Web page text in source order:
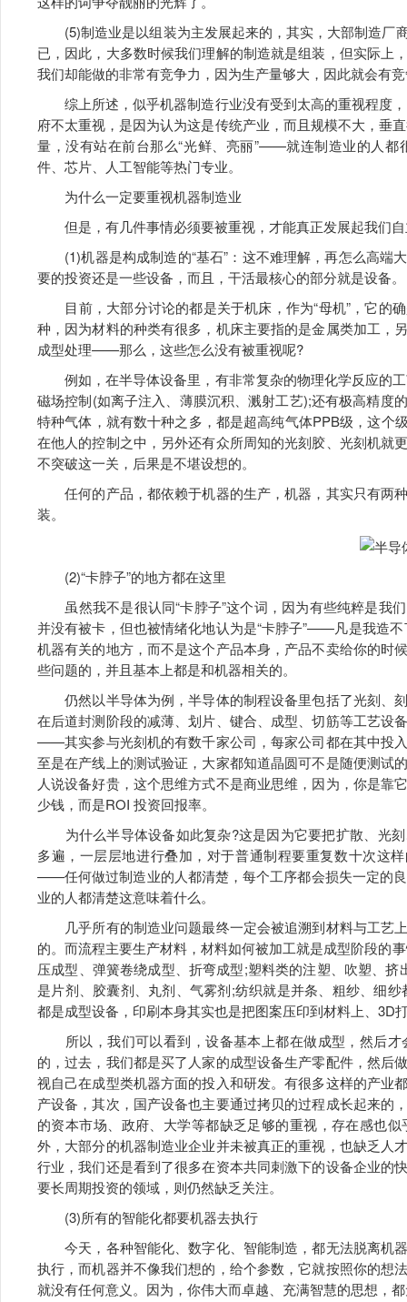
(5)制造业是以组装为主发展起来的，其实，大部制造厂
已，因此，大多数时候我们理解的制造就是组装，但实际上
我们却能做的非常有竞争力，因为生产量够大，因此就会有
综上所述，似乎机器制造行业没有受到太高的重视程度
府不太重视，是因为认为这是传统产业，而且规模不大，垂
量，没有站在前台那么“光鲜、亮丽”——就连制造业的人
件、芯片、人工智能等热门专业。
为什么一定要重视机器制造业
但是，有几件事情必须要被重视，才能真正发展起我们自
(1)机器是构成制造的“基石”：这不难理解，再怎么高端
要的投资还是一些设备，而且，干活最核心的部分就是设备。
目前，大部分讨论的都是关于机床，作为“母机”，它的
种，因为材料的种类有很多，机床主要指的是金属类加工，
成型处理——那么，这些怎么没有被重视呢?
例如，在半导体设备里，有非常复杂的物理化学反应的
磁场控制(如离子注入、薄膜沉积、溅射工艺);还有极高精度
特种气体，就有数十种之多，都是超高纯气体PPB级，这个
在他人的控制之中，另外还有众所周知的光刻胶、光刻机就
不突破这一关，后果是不堪设想的。
任何的产品，都依赖于机器的生产，机器，其实只有两
装。
(2)“卡脖子”的地方都在这里
虽然我不是很认同“卡脖子”这个词，因为有些纯粹是我
并没有被卡，但也被情绪化地认为是“卡脖子”——凡是我造不
机器有关的地方，而不是这个产品本身，产品不卖给你的时
些问题的，并且基本上都是和机器相关的。
仍然以半导体为例，半导体的制程设备里包括了光刻、
在后道封测阶段的减薄、划片、键合、成型、切筋等工艺设
——其实参与光刻机的有数千家公司，每家公司都在其中投
至是在产线上的测试验证，大家都知道晶圆可不是随便测试
人说设备好贵，这个思维方式不是商业思维，因为，你是
少钱，而是ROI 投资回报率。
为什么半导体设备如此复杂?这是因为它要把扩散、光
多遍，一层层地进行叠加，对于普通制程要重复数十次这
——任何做过制造业的人都清楚，每个工序都会损失一定的
业的人都清楚这意味着什么。
几乎所有的制造业问题最终一定会被追溯到材料与工艺
的。而流程主要生产材料，材料如何被加工就是成型阶段的
压成型、弹簧卷绕成型、折弯成型;塑料类的注塑、吹塑、
是片剂、胶囊剂、丸剂、气雾剂;纺织就是并条、粗纱、细
都是成型设备，印刷本身其实也是把图案压印到材料上、3D
所以，我们可以看到，设备基本上都在做成型，然后才
的，过去，我们都是买了人家的成型设备生产零配件，然后
视自己在成型类机器方面的投入和研发。有很多这样的产业
产设备，其次，国产设备也主要通过拷贝的过程成长起来的
的资本市场、政府、大学等都缺乏足够的重视，存在感也
外，大部分的机器制造业企业并未被真正的重视，也缺乏人
行业，我们还是看到了很多在资本共同刺激下的设备企业的
要长周期投资的领域，则仍然缺乏关注。
(3)所有的智能化都要机器去执行
今天，各种智能化、数字化、智能制造，都无法脱离机
执行，而机器并不像我们想的，给个参数，它就按照你的想
就没有任何意义。因为，你伟大而卓越、充满智慧的思想，